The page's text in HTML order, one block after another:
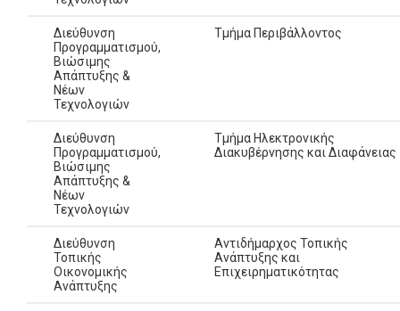
Διεύθυνση
Προγραμματισμού,
Βιώσιμης
Απάπτυξης &
Νέων
Τεχνολογιών
Τμήμα Περιβάλλοντος
Διεύθυνση
Προγραμματισμού,
Βιώσιμης
Απάπτυξης &
Νέων
Τεχνολογιών
Τμήμα Ηλεκτρονικής
Διακυβέρνησης και Διαφάνειας
Διεύθυνση
Τοπικής
Οικονομικής
Ανάπτυξης
Αντιδήμαρχος Τοπικής
Ανάπτυξης και
Επιχειρηματικότητας